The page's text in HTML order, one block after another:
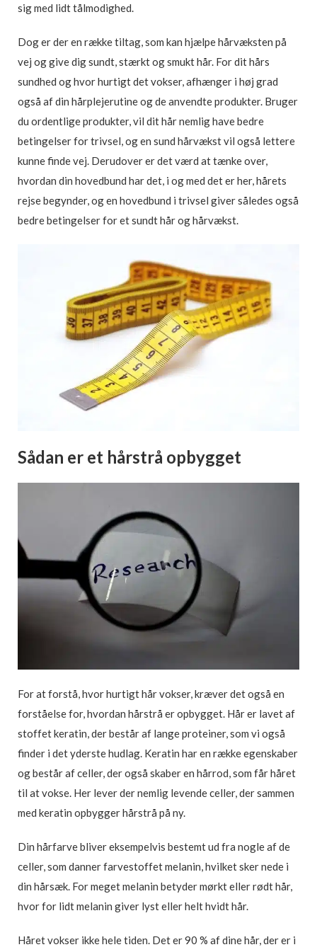
sig med lidt tålmodighed.
Dog er der en række tiltag, som kan hjælpe hårvæksten på
vej og give dig sundt, stærkt og smukt hår. For dit hårs
sundhed og hvor hurtigt det vokser, afhænger i høj grad
også af din hårplejerutine og de anvendte produkter. Bruger
du ordentlige produkter, vil dit hår nemlig have bedre
betingelser for trivsel, og en sund hårvækst vil også lettere
kunne finde vej. Derudover er det værd at tænke over,
hvordan din hovedbund har det, i og med det er her, hårets
rejse begynder, og en hovedbund i trivsel giver således også
bedre betingelser for et sundt hår og hårvækst.
Sådan er et hårstrå opbygget
For at forstå, hvor hurtigt hår vokser, kræver det også en
forståelse for, hvordan hårstrå er opbygget. Hår er lavet af
stoffet keratin, der består af lange proteiner, som vi også
finder i det yderste hudlag. Keratin har en række egenskaber
og består af celler, der også skaber en hårrod, som får håret
til at vokse. Her lever der nemlig levende celler, der sammen
med keratin opbygger hårstrå på ny.
Din hårfarve bliver eksempelvis bestemt ud fra nogle af de
celler, som danner farvestoffet melanin, hvilket sker nede i
din hårsæk. For meget melanin betyder mørkt eller rødt hår,
hvor for lidt melanin giver lyst eller helt hvidt hår.
Håret vokser ikke hele tiden. Det er 90 % af dine hår, der er i